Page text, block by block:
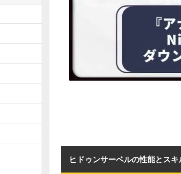
ヒドゥンサーベルの性能とスキ